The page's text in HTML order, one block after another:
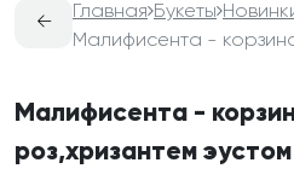
←
Главная Букеты
Малифисента -
роз,хризантем эустом